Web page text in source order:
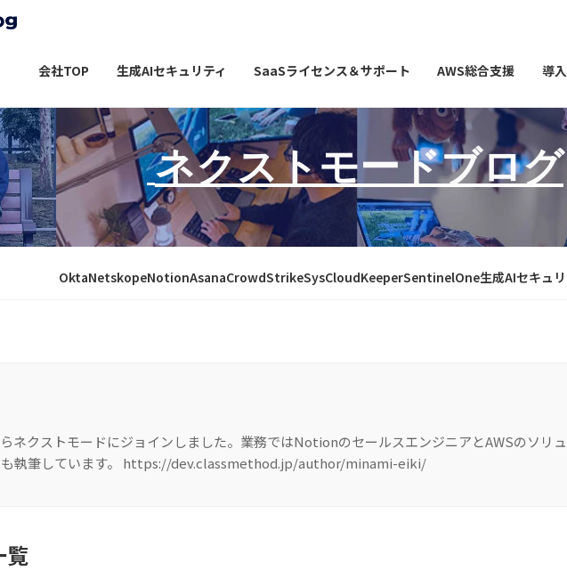
会社TOP 生成AIセキュリティ SaaSライセンス＆サポート AWS総合支援 導
ネクストモードブログ
OktaNetskopeNotionAsanaCrowdStrikeSysCloudKeeperSentinelOne生成AIセキュリ
ネクストモードにジョインしました。業務ではNotionのセールスエンジニアとAWSのソリ
執筆しています。 https://dev.classmethod.jp/author/minami-eiki/
覧